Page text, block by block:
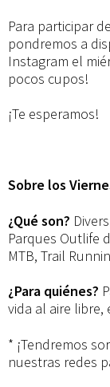
Para participar
pondremos a
Instagram el
pocos cupos!
¡Te esperamos!
Sobre los
¿Qué son?
Parques Outlife
MTB, Trail
¿Para quiénes?
vida al aire
* ¡Tendremos
nuestras redes